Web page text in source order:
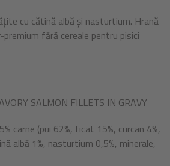
cu cătină albă și nasturtium. Hrană
fără cereale pentru pisici
SALMON FILLETS IN GRAVY
carne (pui 62%, ficat 15%, curcan 4%,
albă 1%, nasturtium 0,5%, minerale,